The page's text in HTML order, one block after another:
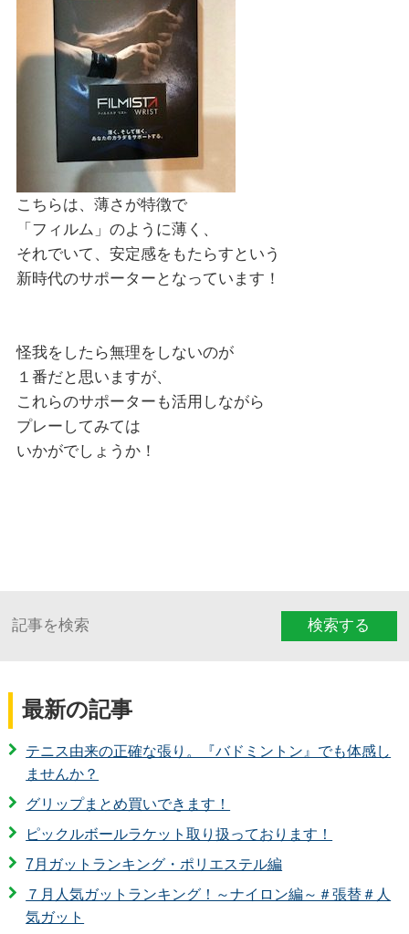
こちらは、薄さが特徴で
「フィルム」のように薄く、
それでいて、安定感をもたらすという
新時代のサポーターとなっています！
怪我をしたら無理をしないのが
１番だと思いますが、
これらのサポーターも活用しながら
プレーしてみては
いかがでしょうか！
検索する
最新の記事
テニス由来の正確な張り。『バドミントン』でも体感し
ませんか？
グリップまとめ買いできます！
ピックルボールラケット取り扱っております！
7月ガットランキング・ポリエステル編
７月人気ガットランキング！～ナイロン編～＃張替＃人
気ガット